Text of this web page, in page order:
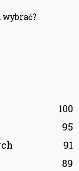
100
95
91
89